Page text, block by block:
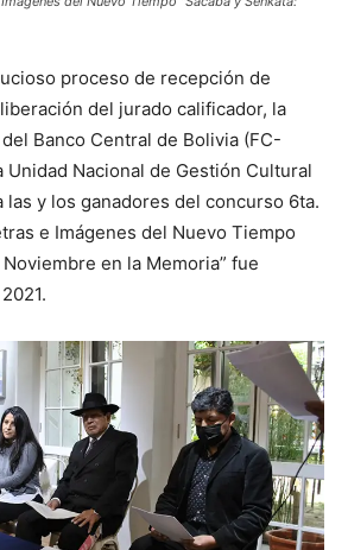
proceso de recepción de
del jurado calificador, la
Banco Central de Bolivia (FC-
Unidad Nacional de Gestión Cultural
las y los ganadores del concurso 6ta.
e Imágenes del Nuevo Tiempo
Noviembre en la Memoria” fue